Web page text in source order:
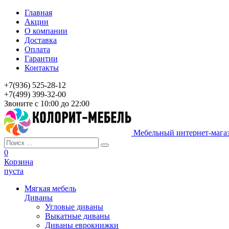
Главная
Акции
О компании
Доставка
Оплата
Гарантии
Контакты
+7(936) 525-28-12
+7(499) 399-32-00
Звоните с 10:00 до 22:00
Мебельный интернет-
0
Корзина
пуста
Мягкая мебель
Диваны
Угловые диваны
Выкатные диваны
Диваны еврокнижки